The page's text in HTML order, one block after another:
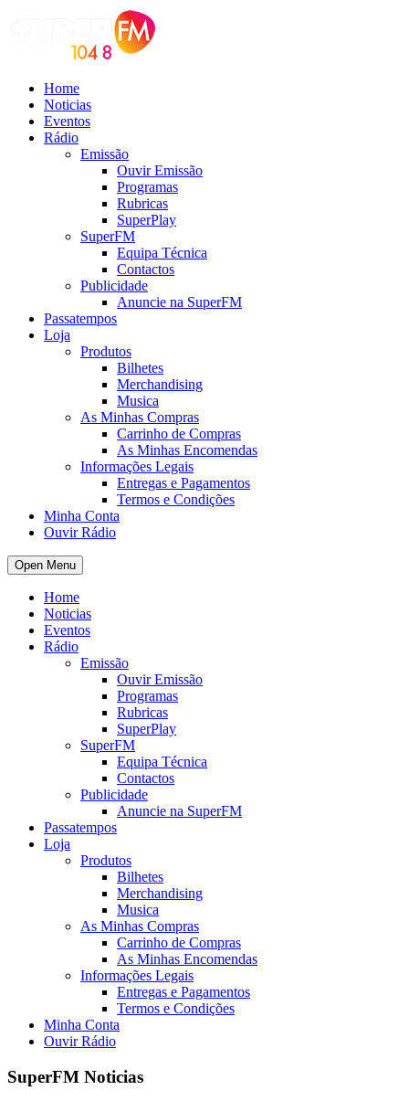
Home
Noticias
Eventos
Rádio
Emissão
Ouvir Emissão
Programas
Rubricas
SuperPlay
SuperFM
Equipa Técnica
Contactos
Publicidade
Anuncie na SuperFM
Passatempos
Loja
Produtos
Bilhetes
Merchandising
Musica
As Minhas Compras
Carrinho de Compras
As Minhas Encomendas
Informações Legais
Entregas e Pagamentos
Termos e Condições
Minha Conta
Ouvir Rádio
Open Menu
Home
Noticias
Eventos
Rádio
Emissão
Ouvir Emissão
Programas
Rubricas
SuperPlay
SuperFM
Equipa Técnica
Contactos
Publicidade
Anuncie na SuperFM
Passatempos
Loja
Produtos
Bilhetes
Merchandising
Musica
As Minhas Compras
Carrinho de Compras
As Minhas Encomendas
Informações Legais
Entregas e Pagamentos
Termos e Condições
Minha Conta
Ouvir Rádio
SuperFM Noticias